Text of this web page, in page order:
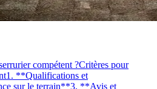
compétent ?Critères pour
1. **Qualifications et
sur le terrain**3. **Avis et